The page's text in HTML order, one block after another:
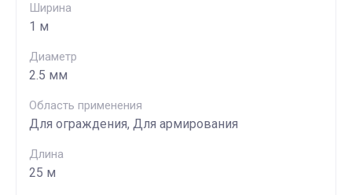
Ширина
1 м
Диаметр
2.5 мм
Область применения
Для ограждения, Для армирования
Длина
25 м